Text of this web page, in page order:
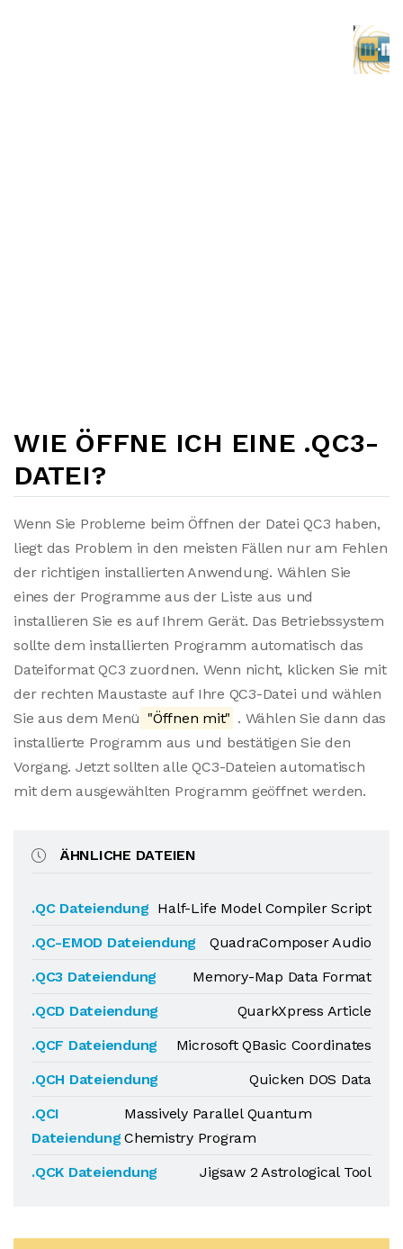
WIE ÖFFNE ICH EINE .QC3-
DATEI?
Wenn Sie Probleme beim Öffnen der Datei QC3 haben,
liegt das Problem in den meisten Fällen nur am Fehlen
der richtigen installierten Anwendung. Wählen Sie
eines der Programme aus der Liste aus und
installieren Sie es auf Ihrem Gerät. Das Betriebssystem
sollte dem installierten Programm automatisch das
Dateiformat QC3 zuordnen. Wenn nicht, klicken Sie mit
der rechten Maustaste auf Ihre QC3-Datei und wählen
Sie aus dem Menü "Öffnen mit" . Wählen Sie dann das
installierte Programm aus und bestätigen Sie den
Vorgang. Jetzt sollten alle QC3-Dateien automatisch
mit dem ausgewählten Programm geöffnet werden.
ÄHNLICHE DATEIEN
.QC Dateiendung Half-Life Model Compiler Script
.QC-EMOD Dateiendung
QuadraComposer Audio
.QC3 Dateiendung
Memory-Map Data Format
.QCD Dateiendung
QuarkXpress Article
.QCF Dateiendung
Microsoft QBasic Coordinates
.QCH Dateiendung
Quicken DOS Data
.QCI
Dateiendung
Massively Parallel Quantum
Chemistry Program
.QCK Dateiendung
Jigsaw 2 Astrological Tool